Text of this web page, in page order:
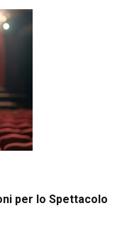
per lo Spettacolo